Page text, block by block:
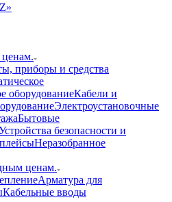
приборы и средства
оборудованиеКабели и
Электроустановочные
Бытовые
безопасности и
Неразобранное
ценам.
Арматура для
Кабельные вводы